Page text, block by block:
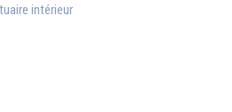
intérieur